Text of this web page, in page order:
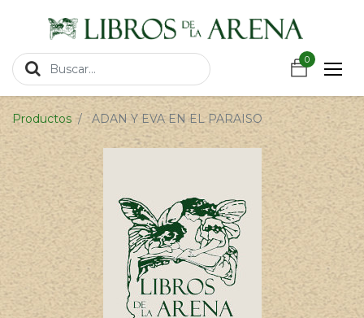
0
0
Productos ADAN Y EVA EN EL PARAISO